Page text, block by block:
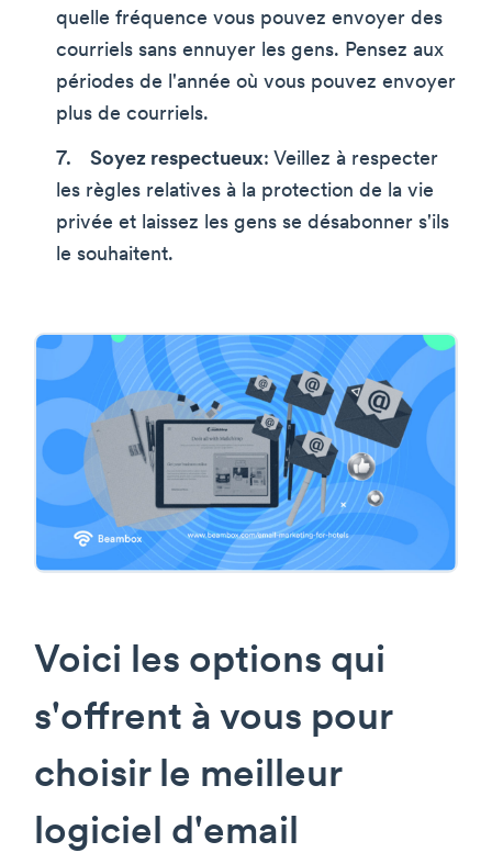
quelle fréquence vous pouvez envoyer des
courriels sans ennuyer les gens. Pensez aux
périodes de l'année où vous pouvez envoyer
plus de courriels.
Soyez respectueux: Veillez à respecter
les règles relatives à la protection de la vie
privée et laissez les gens se désabonner s'ils
le souhaitent.
Voici les options qui
s'offrent à vous pour
choisir le meilleur
logiciel d'email